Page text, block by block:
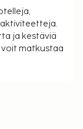
ja kestäviä
matkustaa